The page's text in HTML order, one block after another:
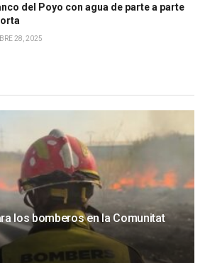
del Poyo con agua de parte a parte
28, 2025
los bomberos en la Comunitat